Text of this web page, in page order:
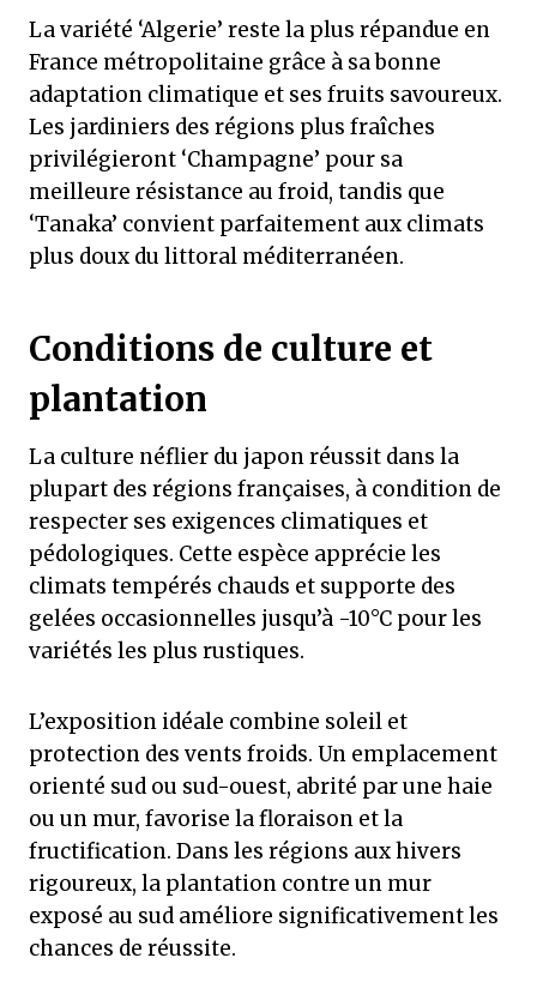
La variété ‘Algerie’ reste la plus répandue en
France métropolitaine grâce à sa bonne
adaptation climatique et ses fruits savoureux.
Les jardiniers des régions plus fraîches
privilégieront ‘Champagne’ pour sa
meilleure résistance au froid, tandis que
‘Tanaka’ convient parfaitement aux climats
plus doux du littoral méditerranéen.
Conditions de culture et
plantation
La culture néflier du japon réussit dans la
plupart des régions françaises, à condition de
respecter ses exigences climatiques et
pédologiques. Cette espèce apprécie les
climats tempérés chauds et supporte des
gelées occasionnelles jusqu’à -10°C pour les
variétés les plus rustiques.
L’exposition idéale combine soleil et
protection des vents froids. Un emplacement
orienté sud ou sud-ouest, abrité par une haie
ou un mur, favorise la floraison et la
fructification. Dans les régions aux hivers
rigoureux, la plantation contre un mur
exposé au sud améliore significativement les
chances de réussite.